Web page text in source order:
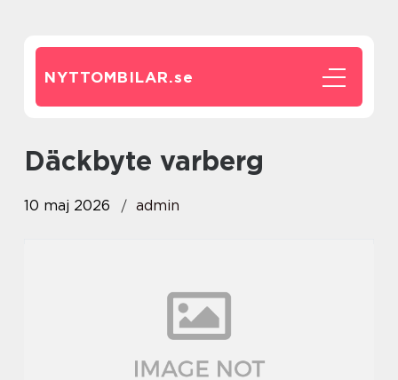
NYTTOMBILAR.se
däckbyte varberg
10 maj 2026 admin